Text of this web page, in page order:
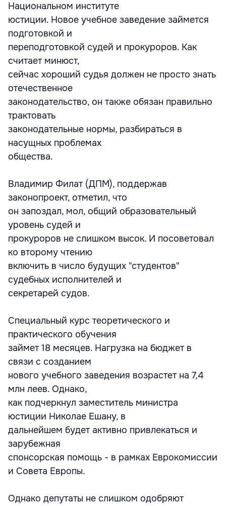
Национальном институте
юстиции. Новое учебное заведение займется
подготовкой и
переподготовкой судей и прокуроров. Как
считает минюст,
сейчас хороший судья должен не просто знать
отечественное
законодательство, он также обязан правильно
трактовать
законодательные нормы, разбираться в
насущных проблемах
общества.
Владимир Филат (ДПМ), поддержав
законопроект, отметил, что
он запоздал, мол, общий образовательный
уровень судей и
прокуроров не слишком высок. И посоветовал
ко второму чтению
включить в число будущих "студентов"
судебных исполнителей и
секретарей судов.
Специальный курс теоретического и
практического обучения
займет 18 месяцев. Нагрузка на бюджет в
связи с созданием
нового учебного заведения возрастет на 7,4
млн леев. Однако,
как подчеркнул заместитель министра
юстиции Николае Ешану, в
дальнейшем будет активно привлекаться и
зарубежная
спонсорская помощь - в рамках Еврокомиссии
и Совета Европы.
Однако депутаты не слишком одобряют